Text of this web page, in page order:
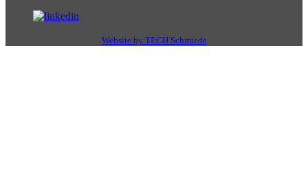
Website by TECH Schmiede